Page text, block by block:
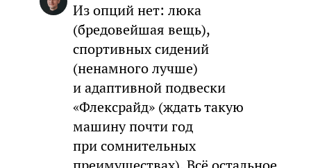
Из опций нет: люка
(бредовейшая вещь),
спортивных сидений
(ненамного лучше)
и адаптивной подвески
«Флексрайд» (ждать такую
машину почти год
при сомнительных